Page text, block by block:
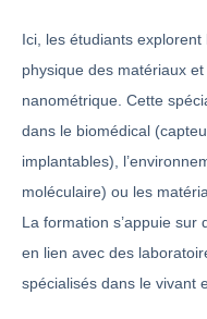
Ici, les étudiants explorent
physique des matériaux
nanométrique. Cette
dans le biomédical
implantables),
moléculaire) ou les
La formation s’appuie
en lien avec des
spécialisés dans le vivant